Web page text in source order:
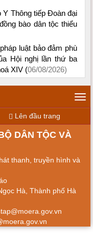
Thông tiếp Đoàn đại
bào dân tộc thiểu
luật bảo đảm phù
Hội nghị lần thứ ba
XIV (06/08/2026)
Lên đầu trang
DÂN TỘC VÀ
thanh, truyền hình và
Hà, Thành phố Hà